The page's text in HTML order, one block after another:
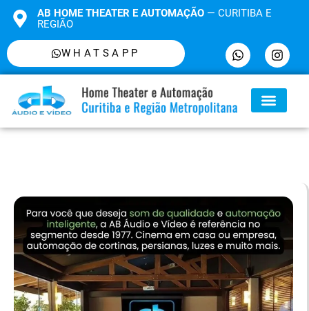
AB HOME THEATER E AUTOMAÇÃO— CURITIBA E
REGIÃO
WHATSAPP